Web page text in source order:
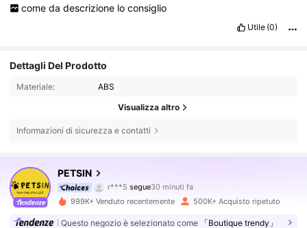
come da descrizione lo consiglio
Utile (0)
Dettagli Del Prodotto
Materiale: ABS
Visualizza altro
Informazioni di sicurezza e contatti
PETSIN
r***5 segue30 minuti fa
999K+ Venduto recentemente 500K+ Acquisto ripetuto
Questo negozio è selezionato come 「Boutique trendy」